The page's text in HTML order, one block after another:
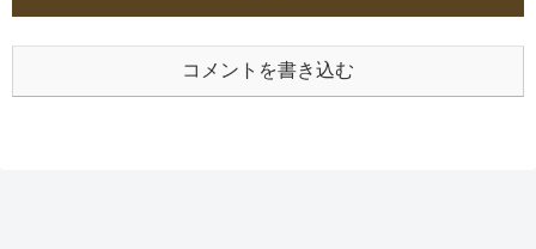
コメントを書き込む